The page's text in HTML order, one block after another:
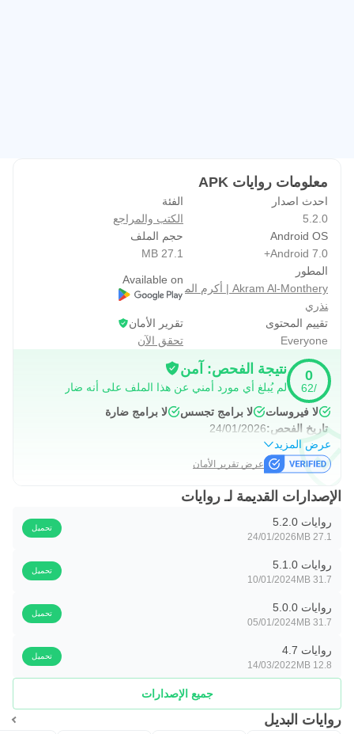
رواية الآمال الكبيرة
رواية غرور أنثى
رواية سجينة القصر
رواية ثلاث سنين من شقى عمري
-------------------------------------
معلومات روايات APK
احدث اصدار
5.2.0
الفئة
الكتب والمراجع
Android OS
Android 7.0+
حجم الملف
27.1 MB
المطور
Akram Al-Monthery | أكرم الم
نذري
Available on
تقييم المحتوى
Everyone
تقرير الأمان
تحقق الآن
0
/62
نتيجة الفحص: آمن
لم يُبلغ أي مورد أمني عن هذا الملف على أنه ضار
لا فيروسات
لا برامج تجسس
لا برامج ضارة
تاريخ الفحص:24/01/2026
عرض المزيد
عرض تقرير الأمان
الإصدارات القديمة لـ روايات
روايات 5.2.0
27.1 MB
24/01/2026
تحميل
روايات 5.1.0
31.7 MB
10/01/2024
تحميل
روايات 5.0.0
31.7 MB
05/01/2024
تحميل
روايات 4.7
12.8 MB
14/03/2022
تحميل
جميع الإصدارات
روايات البديل